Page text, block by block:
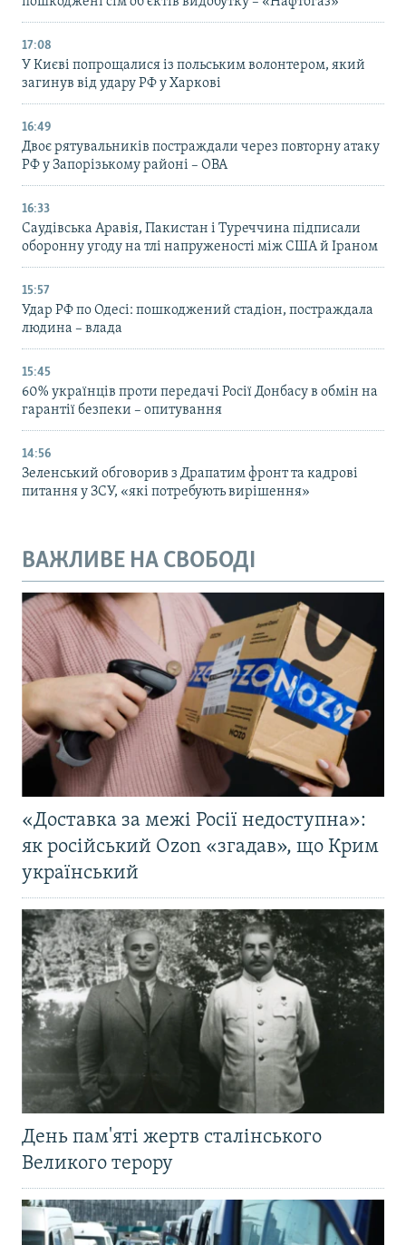
17:08
У Києві попрощалися із польським волонтером, який
загинув від удару РФ у Харкові
16:49
Двоє рятувальників постраждали через повторну атаку
РФ у Запорізькому районі – ОВА
16:33
Саудівська Аравія, Пакистан і Туреччина підписали
оборонну угоду на тлі напруженості між США й Іраном
15:57
Удар РФ по Одесі: пошкоджений стадіон, постраждала
людина – влада
15:45
60% українців проти передачі Росії Донбасу в обмін на
гарантії безпеки – опитування
14:56
Зеленський обговорив з Драпатим фронт та кадрові
питання у ЗСУ, «які потребують вирішення»
ВАЖЛИВЕ НА СВОБОДІ
«Доставка за межі Росії недоступна»:
як російський Ozon «згадав», що Крим
український
День пам'яті жертв сталінського
Великого терору